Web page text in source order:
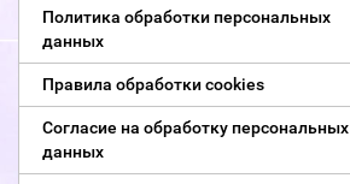
Политика обработки персональных
данных
Правила обработки cookies
Согласие на обработку персональных
данных